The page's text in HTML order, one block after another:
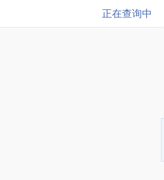
正在查询中